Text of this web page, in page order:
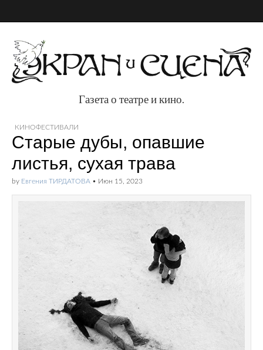
Газета о театре и
кино.
Газета о театре и кино.
КИНОФЕСТИВАЛИ
Старые дубы, опавшие
листья, сухая трава
by Евгения ТИРДАТОВА • Июн 15, 2023